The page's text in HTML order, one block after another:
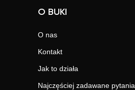
O BUKI
O nas
Kontakt
Jak to działa
Najczęściej zadawane pytania